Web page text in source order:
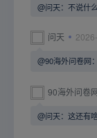
@问天：不说什
问天
@90海外问卷网
90海外问卷
@问天：这还有